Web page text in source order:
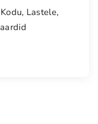
Kodu, Lastele,